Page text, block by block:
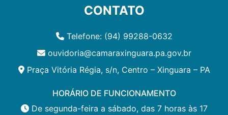
CONTATO
Telefone: (94) 99288-0632
ouvidoria@camaraxinguara.pa.gov.br
Praça Vitória Régia, s/n, Centro – Xinguara – PA
HORÁRIO DE FUNCIONAMENTO
De segunda-feira a sábado, das 7 horas às 17